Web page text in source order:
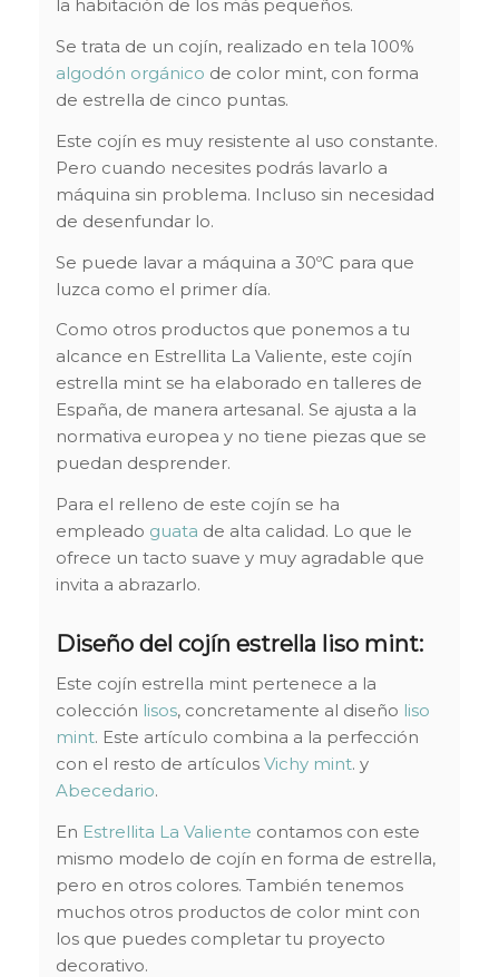
la habitación de los más pequeños.
Se trata de un cojín, realizado en tela 100%
algodón orgánico de color mint, con forma
de estrella de cinco puntas.
Este cojín es muy resistente al uso constante.
Pero cuando necesites podrás lavarlo a
máquina sin problema. Incluso sin necesidad
de desenfundar lo.
Se puede lavar a máquina a 30ºC para que
luzca como el primer día.
Como otros productos que ponemos a tu
alcance en Estrellita La Valiente, este cojín
estrella mint se ha elaborado en talleres de
España, de manera artesanal. Se ajusta a la
normativa europea y no tiene piezas que se
puedan desprender.
Para el relleno de este cojín se ha
empleado guata de alta calidad. Lo que le
ofrece un tacto suave y muy agradable que
invita a abrazarlo.
Diseño del cojín estrella liso mint:
Este cojín estrella mint pertenece a la
colección lisos, concretamente al diseño liso
mint. Este artículo combina a la perfección
con el resto de artículos Vichy mint. y
Abecedario.
En Estrellita La Valiente contamos con este
mismo modelo de cojín en forma de estrella,
pero en otros colores. También tenemos
muchos otros productos de color mint con
los que puedes completar tu proyecto
decorativo.